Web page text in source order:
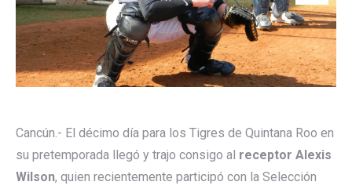
Cancún.- El décimo día para los Tigres de Quintana Roo en
su pretemporada llegó y trajo consigo al receptor Alexis
Wilson, quien recientemente participó con la Selección